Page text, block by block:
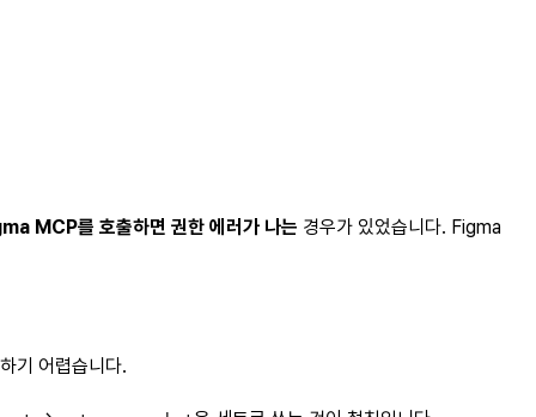
MCP를 호출하면 권한 에러가 나는 경우가 있었습니다. Figma
기 어렵습니다.